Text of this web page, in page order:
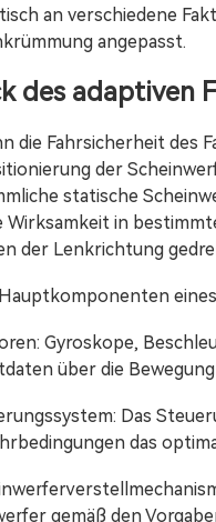
an verschiedene
angepasst.
des adaptiven
die Fahrsicherheit des
der
statische
Wirksamkeit in
der Lenkrichtung
Gyroskope,
über die
Das
das
gemäß den